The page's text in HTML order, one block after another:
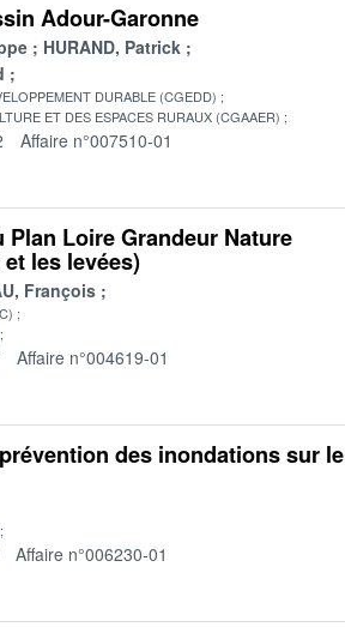
Adour-Garonne
HURAND, Patrick
DURABLE (CGEDD)
ET DES ESPACES RURAUX (CGAAER)
Affaire n°007510-01
Loire Grandeur Nature
les levées)
François
Affaire n°004619-01
des inondations sur le
Affaire n°006230-01